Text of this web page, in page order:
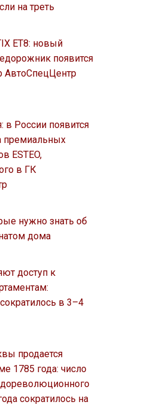
на треть
ET8: новый
появится
АвтоСпецЦентр
в России появится
премиальных
ESTEO,
в ГК
нужно знать об
дома
доступ к
в 3–4
продается
1785 года: число
сократилось на